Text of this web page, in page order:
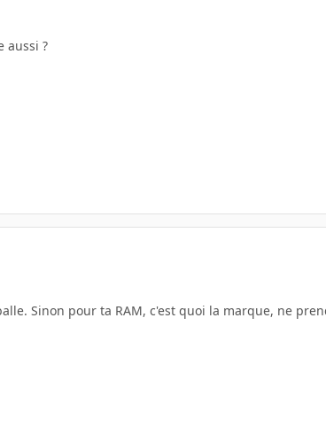
aussi ?
Sinon pour ta RAM, c'est quoi la marque, ne